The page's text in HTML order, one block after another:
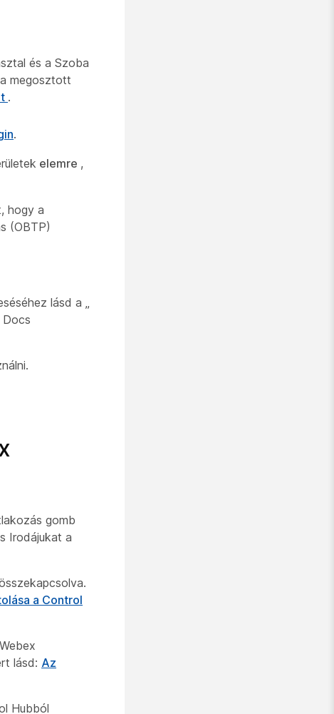
és a Szoba
megosztott
.
.
elemre ,
hogy a
(OBTP)
lásd a „
gomb
Irodájukat a
a Control
lásd: Az
Hubból